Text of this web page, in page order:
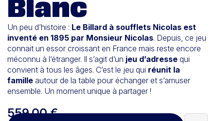
Un peu d’histoire : Le Billard à soufflets Nicolas est
inventé en 1895 par Monsieur Nicolas. Depuis, ce jeu
connait un essor croissant en France mais reste encore
méconnu à l’étranger. Il s’agit d’un jeu d’adresse qui
convient à tous les âges. C’est le jeu qui réunit la
famille autour de la table pour échanger et s’amuser
ensemble. Un moment unique à partager !
559,00 €